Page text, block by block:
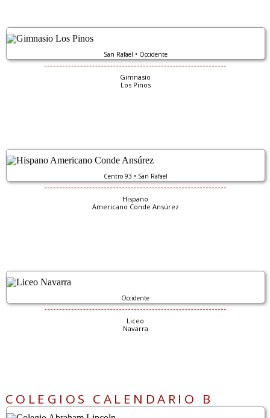
San Rafael • Occidente
Gimnasio
Los Pinos
Centro 93 • San Rafael
Hispano
Americano Conde Ansúrez
Occidente
Liceo
Navarra
COLEGIOS CALENDARIO B